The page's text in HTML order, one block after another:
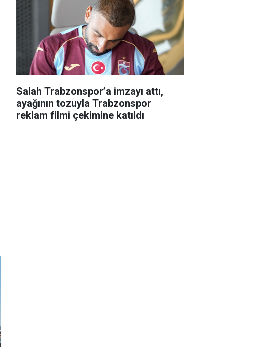
Salah Trabzonspor’a imzayı attı,
ayağının tozuyla Trabzonspor
reklam filmi çekimine katıldı